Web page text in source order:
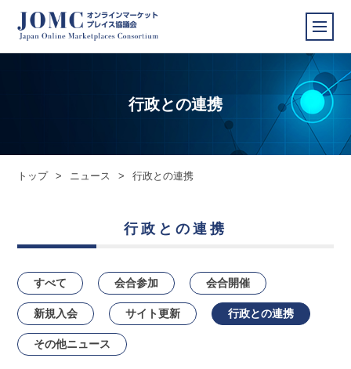
行政との連携
トップ > ニュース > 行政との連携
行政との連携
すべて 会合参加 会合開催
新規入会 サイト更新 行政との連携
その他ニュース